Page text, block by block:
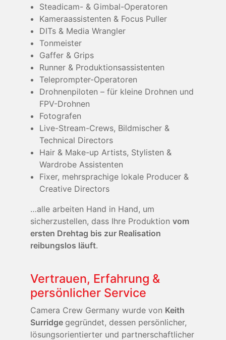
Steadicam- & Gimbal-Operatoren
Kameraassistenten & Focus Puller
DITs & Media Wrangler
Tonmeister
Gaffer & Grips
Runner & Produktionsassistenten
Teleprompter-Operatoren
Drohnenpiloten – für kleine Drohnen und
FPV-Drohnen
Fotografen
Live-Stream-Crews, Bildmischer &
Technical Directors
Hair & Make-up Artists, Stylisten &
Wardrobe Assistenten
Fixer, mehrsprachige lokale Producer &
Creative Directors
…alle arbeiten Hand in Hand, um
sicherzustellen, dass Ihre Produktion vom
ersten Drehtag bis zur Realisation
reibungslos läuft.
Vertrauen, Erfahrung &
persönlicher Service
Camera Crew Germany wurde von Keith
Surridge gegründet, dessen persönlicher,
lösungsorientierter und partnerschaftlicher